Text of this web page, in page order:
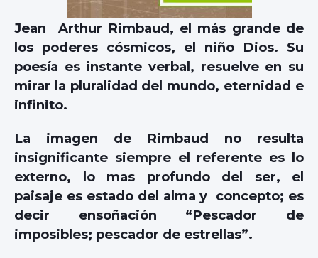
Jean Arthur Rimbaud, el más grande de
los poderes cósmicos, el niño Dios. Su
poesía es instante verbal, resuelve en su
mirar la pluralidad del mundo, eternidad e
infinito.
La imagen de Rimbaud no resulta
insignificante siempre el referente es lo
externo, lo mas profundo del ser, el
paisaje es estado del alma y concepto; es
decir ensoñación “Pescador de
imposibles; pescador de estrellas”.